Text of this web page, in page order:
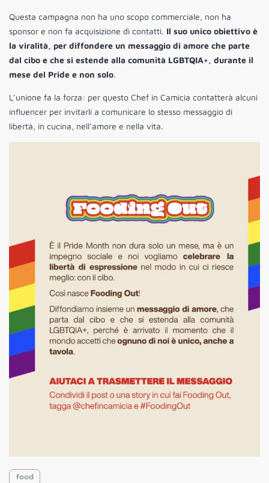
Questa campagna non ha uno scopo commerciale, non ha
sponsor e non fa acquisizione di contatti. Il suo unico obiettivo è
la viralità, per diffondere un messaggio di amore che parte
dal cibo e che si estende alla comunità LGBTQIA+, durante il
mese del Pride e non solo.
L’unione fa la forza: per questo Chef in Camicia contatterà alcuni
influencer per invitarli a comunicare lo stesso messaggio di
libertà, in cucina, nell’amore e nella vita.
food